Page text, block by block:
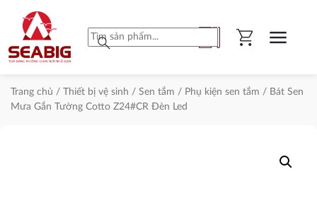
search shopping_cart menu
Trang chủ / Thiết bị vệ sinh / Sen tắm / Phụ kiện sen tắm / Bát Sen
Mưa Gắn Tường Cotto Z24#CR Đèn Led